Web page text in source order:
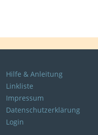
Hilfe & Anleitung
Linkliste
Impressum
Datenschutzerklärung
Login